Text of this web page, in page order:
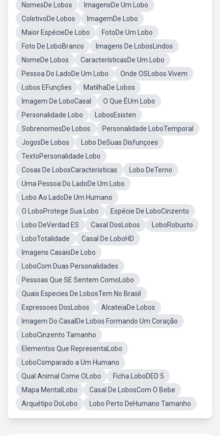
NomesDe Lobos
ImagensDe Um Lobo
ColetivoDe Lobos
ImagemDe Lobo
Maior EspécieDe Lobo
FotoDe Um Lobo
Foto De LoboBranco
Imagens De LobosLindos
NomeDe Lobos
CaracterísticasDe Um Lobo
Pessoa Do LadoDe Um Lobo
Onde OSLobos Vivem
Lobos EFunções
MatilhaDe Lobos
Imagem De LoboCasal
O Que ÉUm Lobo
Personalidade Lobo
LobosEsisten
SobrenomesDe Lobos
Personalidade LoboTemporal
JogosDe Lobos
Lobo DeSuas Disfunçoes
TextoPersonalidade Lobo
Cosas De LobosCaracteristicas
Lobo DeTerno
Uma Pessoa Do LadoDe Um Lobo
Lobo Ao LadoDe Um Humano
O LoboProtege Sua Lobo
Espécie De LoboCinzento
Lobo DeVerdad ES
Casal DosLobos
LoboRobusto
LoboTotalidade
Casal De LoboHD
Imagens CasaisDe Lobo
LoboCom Duas Personalidades
Pessoas Que SE Sentem ComoLobo
Quais Especies De LobosTem No Brasil
Expressoes DosLobos
AlcateiaDe Lobos
Imagem Do CasalDe Lobos Formando Um Coração
LoboCinzento Tamanho
Elementos Que RepresentaLobo
LoboComparado a Um Humano
Qual Animal Come OLobo
Ficha LoboDED 5
Mapa MentalLobo
Casal De LobosCom O Bebe
Arquétipo DoLobo
Lobo Perto DeHumano Tamanho